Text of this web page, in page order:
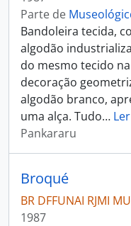
Parte de
Bandoleira tecida,
algodão
do mesmo tecido
decoração
algodão branco,
uma alça. Tudo…
Pankararu
Broqué
BR DFFUNAI RJMI
1987